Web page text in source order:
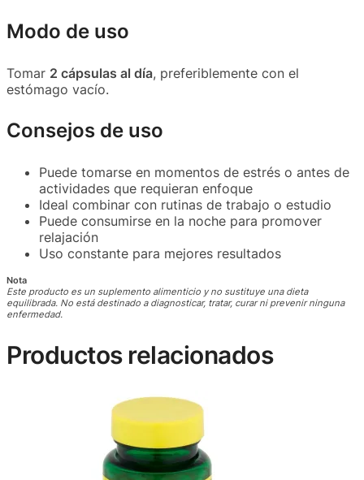
Modo de uso
Tomar 2 cápsulas al día, preferiblemente con el
estómago vacío.
Consejos de uso
Puede tomarse en momentos de estrés o antes de
actividades que requieran enfoque
Ideal combinar con rutinas de trabajo o estudio
Puede consumirse en la noche para promover
relajación
Uso constante para mejores resultados
Nota
Este producto es un suplemento alimenticio y no sustituye una dieta
equilibrada. No está destinado a diagnosticar, tratar, curar ni prevenir ninguna
enfermedad.
Productos relacionados